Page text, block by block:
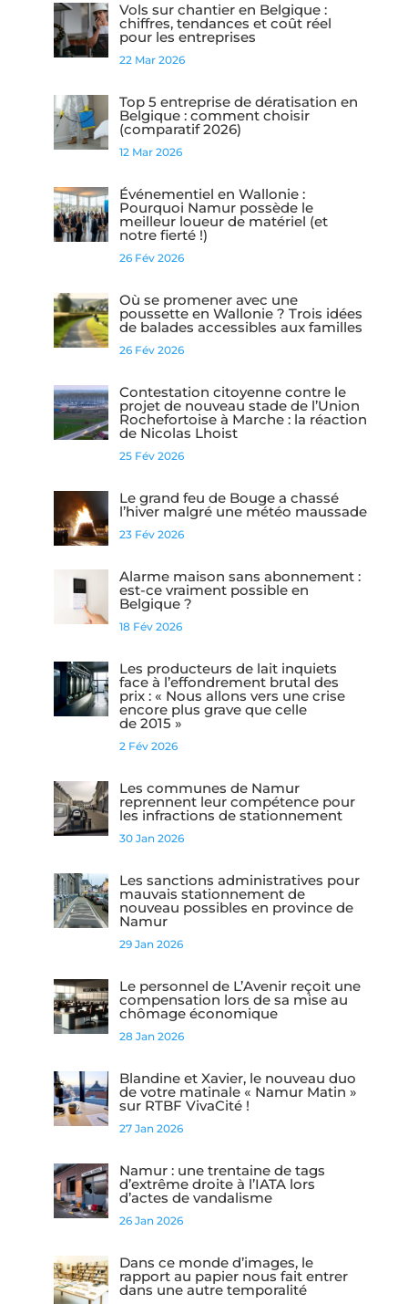
Vols sur chantier en Belgique :
chiffres, tendances et coût réel
pour les entreprises
22 Mar 2026
Top 5 entreprise de dératisation en
Belgique : comment choisir
(comparatif 2026)
12 Mar 2026
Événementiel en Wallonie :
Pourquoi Namur possède le
meilleur loueur de matériel (et
notre fierté !)
26 Fév 2026
Où se promener avec une
poussette en Wallonie ? Trois idées
de balades accessibles aux familles
26 Fév 2026
Contestation citoyenne contre le
projet de nouveau stade de l’Union
Rochefortoise à Marche : la réaction
de Nicolas Lhoist
25 Fév 2026
Le grand feu de Bouge a chassé
l’hiver malgré une météo maussade
23 Fév 2026
Alarme maison sans abonnement :
est-ce vraiment possible en
Belgique ?
18 Fév 2026
Les producteurs de lait inquiets
face à l’effondrement brutal des
prix : « Nous allons vers une crise
encore plus grave que celle
de 2015 »
2 Fév 2026
Les communes de Namur
reprennent leur compétence pour
les infractions de stationnement
30 Jan 2026
Les sanctions administratives pour
mauvais stationnement de
nouveau possibles en province de
Namur
29 Jan 2026
Le personnel de L’Avenir reçoit une
compensation lors de sa mise au
chômage économique
28 Jan 2026
Blandine et Xavier, le nouveau duo
de votre matinale « Namur Matin »
sur RTBF VivaCité !
27 Jan 2026
Namur : une trentaine de tags
d’extrême droite à l’IATA lors
d’actes de vandalisme
26 Jan 2026
Dans ce monde d’images, le
rapport au papier nous fait entrer
dans une autre temporalité